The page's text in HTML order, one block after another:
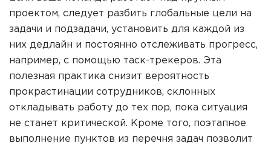
проектом, следует разбить глобальные цели на
задачи и подзадачи, установить для каждой из
них дедлайн и постоянно отслеживать прогресс,
например, с помощью таск-трекеров. Эта
полезная практика снизит вероятность
прокрастинации сотрудников, склонных
откладывать работу до тех пор, пока ситуация
не станет критической. Кроме того, поэтапное
выполнение пунктов из перечня задач позволит